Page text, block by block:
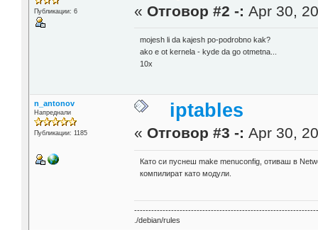
Публикации: 6 « Отговор #2 -: Apr 30,
mojesh li da kajesh po-podrobno kak?
ako e ot kernela - kyde da go otmetna...
10x
n_antonov
Напреднали
Публикации: 1185
iptables
« Отговор #3 -: Apr 30,
Като си пуснеш make menuconfig, отиваш в
компилират като модули.
./debian/rules